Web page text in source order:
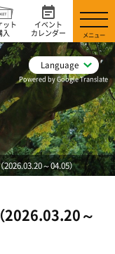
Language
Powered by Google Translate
ット
入
イベント
カレンダー
メニュー
2026.03.20～04.05）
2026.03.20～